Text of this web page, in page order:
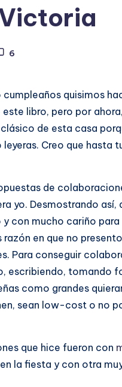
6
cumpleaños quisimos
libro, pero por
de esta casa
Creo que hasta
de
yo. Desmostrando así,
con mucho cariño para
razón en que no
Para conseguir
escribiendo, tomando
como grandes
sean low-cost o no
que hice fueron con
la fiesta y con otra